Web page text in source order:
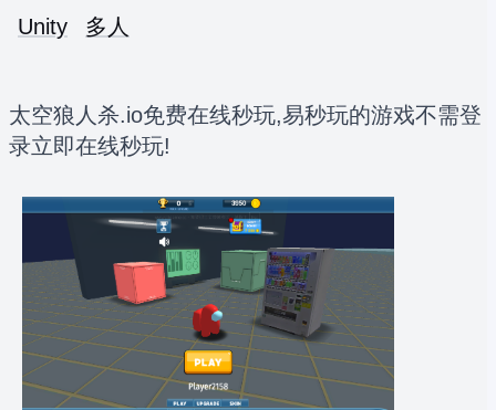
Unity
多人
太空狼人杀.io免费在线秒玩,易秒玩的游戏不需登
录立即在线秒玩!